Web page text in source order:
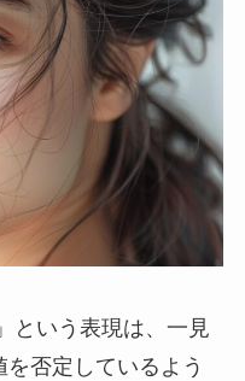
という表現は、一見
否定しているよう